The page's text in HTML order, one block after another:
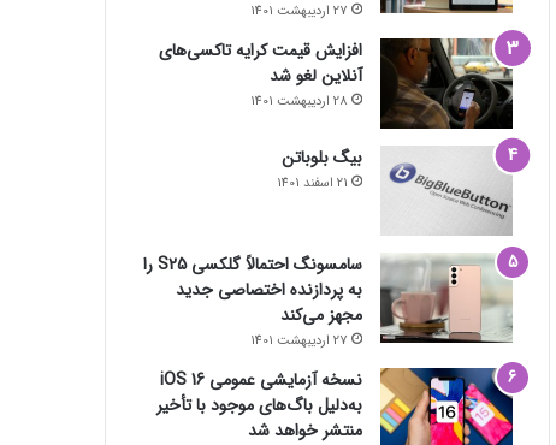
27 اردیبهشت 1401
افزایش قیمت کرایه تاکسی‌های
آنلاین لغو شد
28 اردیبهشت 1401
بیگ بلوباتن
21 اسفند 1401
سامسونگ احتمالاً گلکسی S25 را
به پردازنده اختصاصی جدید
مجهز می‌کند
27 اردیبهشت 1401
نسخه آزمایشی عمومی iOS 16
به‌دلیل باگ‌های موجود با تأخیر
منتشر خواهد شد